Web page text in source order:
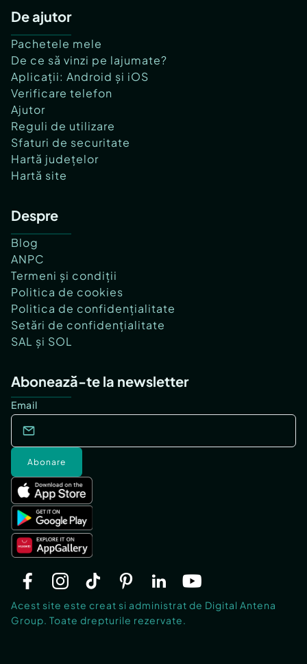
De ajutor
Pachetele mele
De ce să vinzi pe lajumate?
Aplicații: Android și iOS
Verificare telefon
Ajutor
Reguli de utilizare
Sfaturi de securitate
Hartă județelor
Hartă site
Despre
Blog
ANPC
Termeni și condiții
Politica de cookies
Politica de confidențialitate
Setări de confidențialitate
SAL și SOL
Abonează-te la newsletter
Email
Abonare
Acest site este creat si administrat de Digital Antena
Group. Toate drepturile rezervate.